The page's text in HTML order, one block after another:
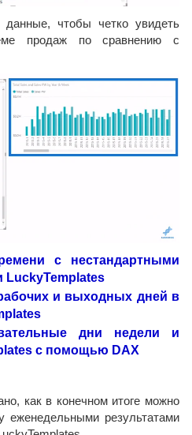
чтобы четко увидеть
продаж по сравнению с
с нестандартными
LuckyTemplates
и выходных дней в
дни недели и
с помощью DAX
как в конечном итоге можно
еженедельными результатами